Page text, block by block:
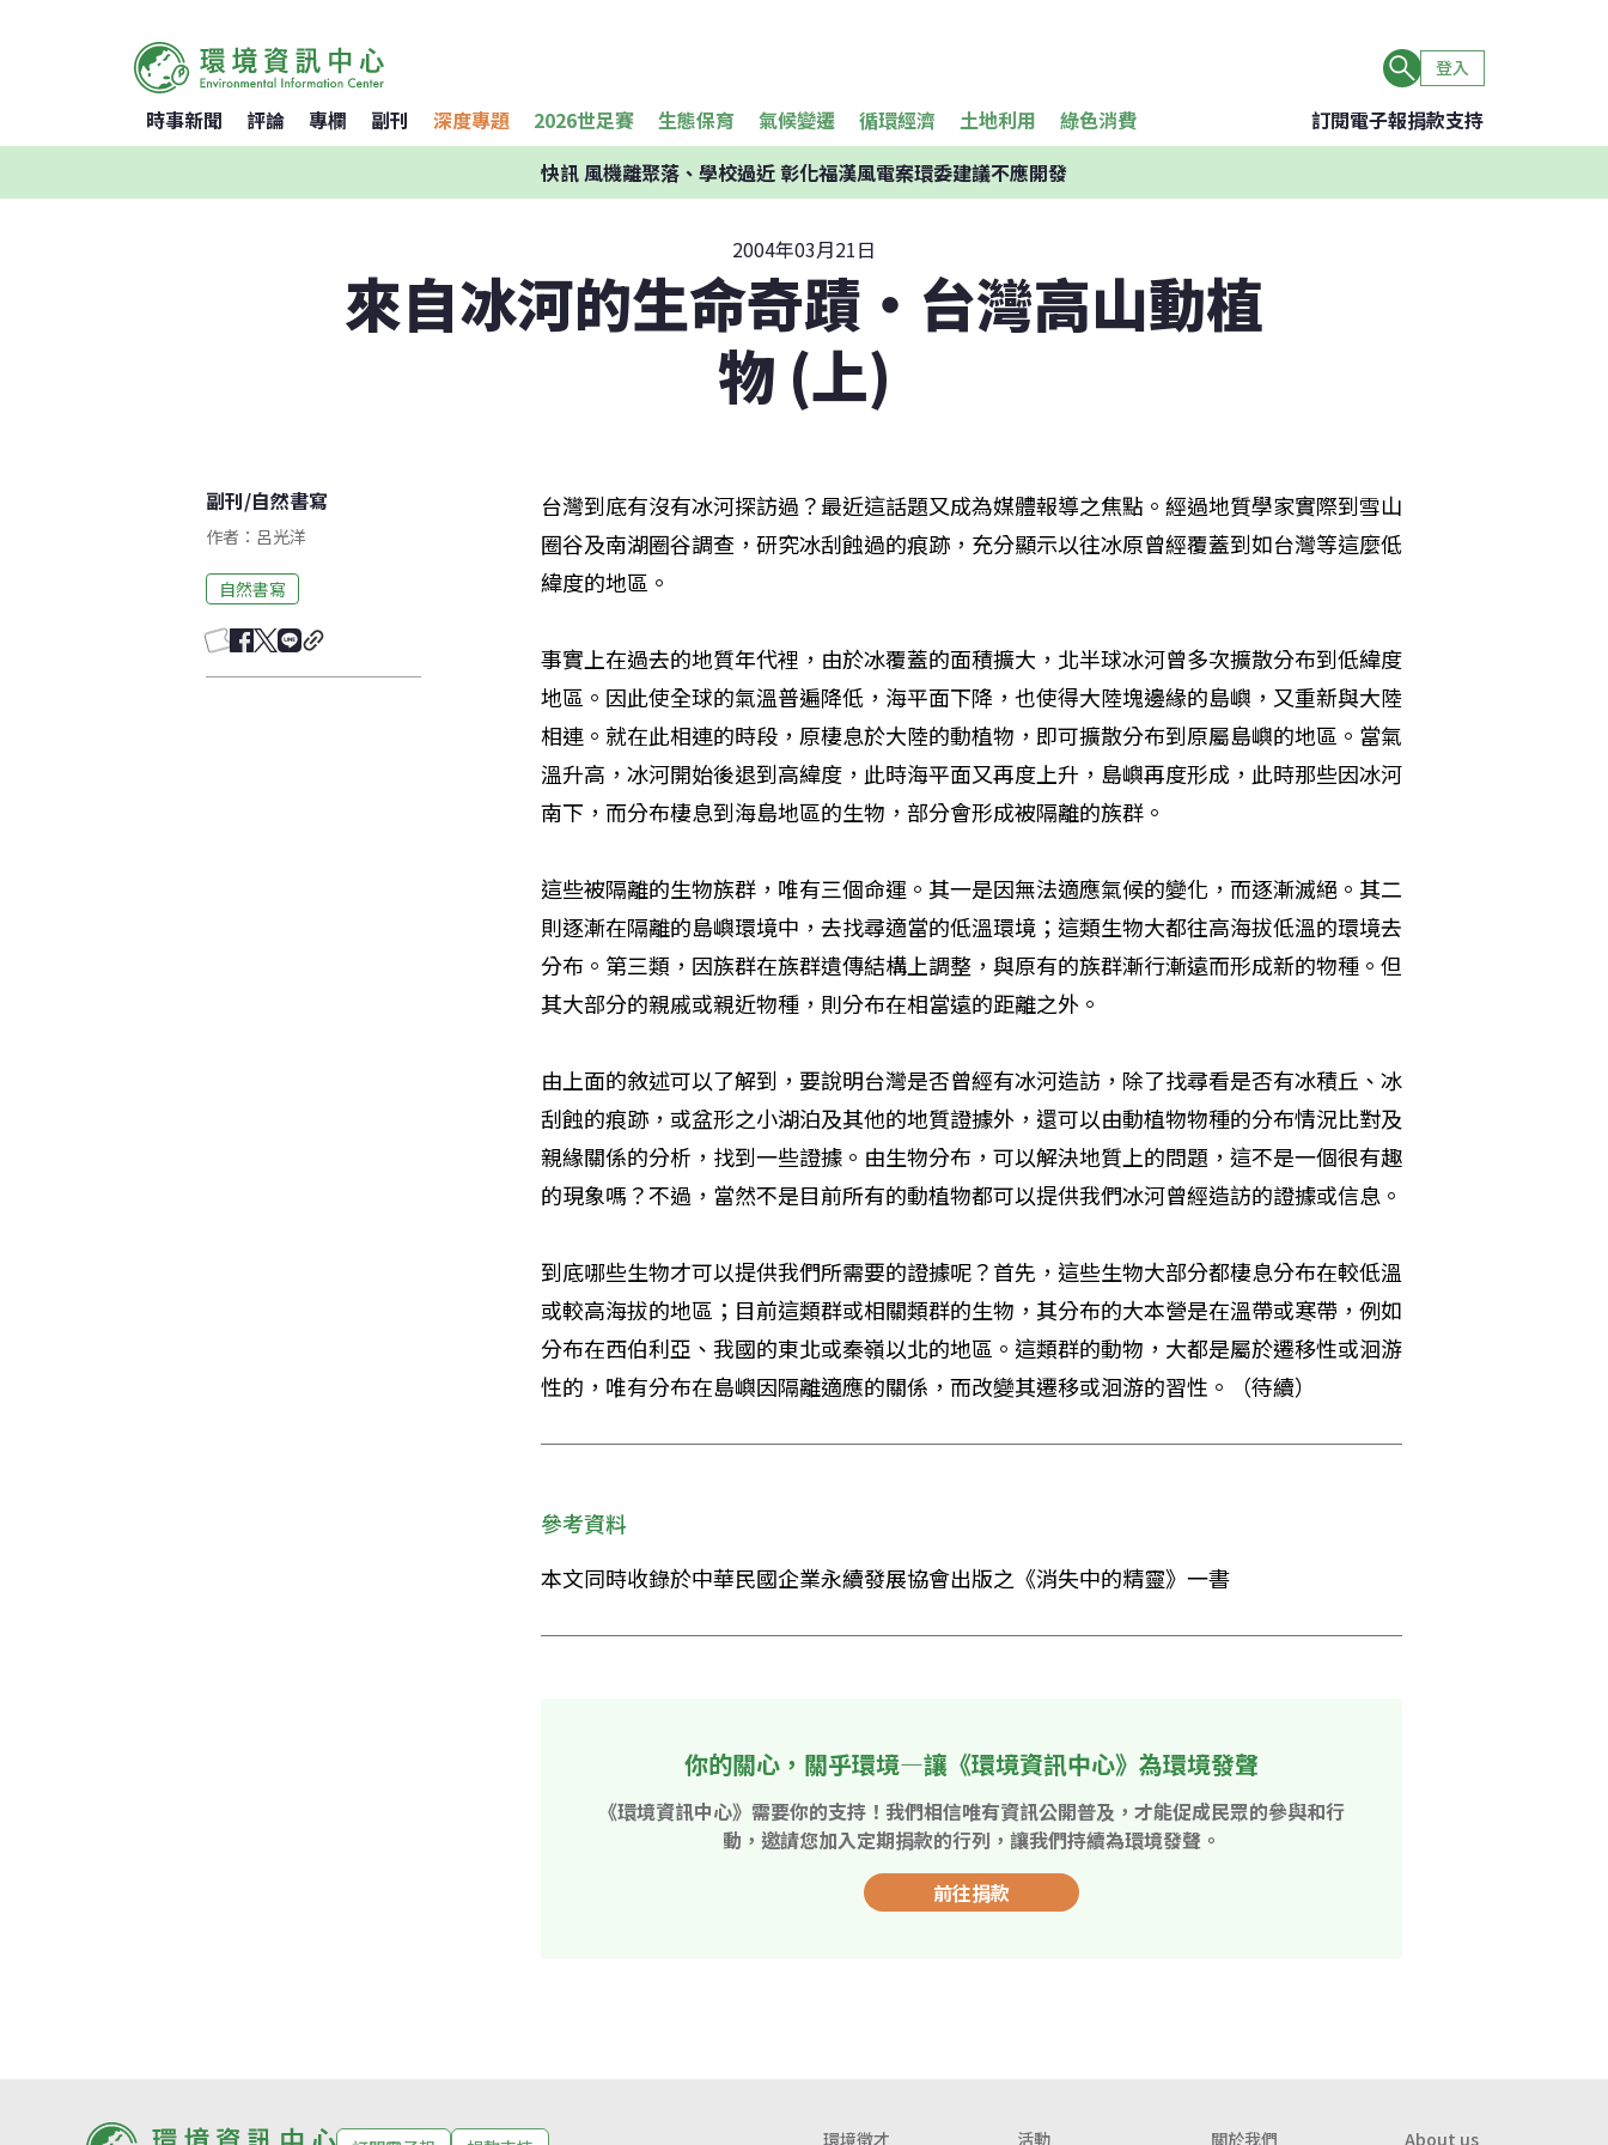
登入
時事新聞 評論 專欄 副刊 深度專題 2026世足賽 生態保育 氣候變遷 循環經濟 土地利用 綠色消費 訂閱電子報捐款支持
快訊風機離聚落、學校過近 彰化福漢風電案環委建議不應開發
2004年03月21日
來自冰河的生命奇蹟‧台灣高山動植
物 (上)
副刊/自然書寫
作者：呂光洋
自然書寫
台灣到底有沒有冰河探訪過？最近這話題又成為媒體報導之焦點。經過地質學家實際到雪山
圈谷及南湖圈谷調查，研究冰刮蝕過的痕跡，充分顯示以往冰原曾經覆蓋到如台灣等這麼低
緯度的地區。
事實上在過去的地質年代裡，由於冰覆蓋的面積擴大，北半球冰河曾多次擴散分布到低緯度
地區。因此使全球的氣溫普遍降低，海平面下降，也使得大陸塊邊緣的島嶼，又重新與大陸
相連。就在此相連的時段，原棲息於大陸的動植物，即可擴散分布到原屬島嶼的地區。當氣
溫升高，冰河開始後退到高緯度，此時海平面又再度上升，島嶼再度形成，此時那些因冰河
南下，而分布棲息到海島地區的生物，部分會形成被隔離的族群。
這些被隔離的生物族群，唯有三個命運。其一是因無法適應氣候的變化，而逐漸滅絕。其二
則逐漸在隔離的島嶼環境中，去找尋適當的低溫環境；這類生物大都往高海拔低溫的環境去
分布。第三類，因族群在族群遺傳結構上調整，與原有的族群漸行漸遠而形成新的物種。但
其大部分的親戚或親近物種，則分布在相當遠的距離之外。
由上面的敘述可以了解到，要說明台灣是否曾經有冰河造訪，除了找尋看是否有冰積丘、冰
刮蝕的痕跡，或盆形之小湖泊及其他的地質證據外，還可以由動植物物種的分布情況比對及
親緣關係的分析，找到一些證據。由生物分布，可以解決地質上的問題，這不是一個很有趣
的現象嗎？不過，當然不是目前所有的動植物都可以提供我們冰河曾經造訪的證據或信息。
到底哪些生物才可以提供我們所需要的證據呢？首先，這些生物大部分都棲息分布在較低溫
或較高海拔的地區；目前這類群或相關類群的生物，其分布的大本營是在溫帶或寒帶，例如
分布在西伯利亞、我國的東北或秦嶺以北的地區。這類群的動物，大都是屬於遷移性或洄游
性的，唯有分布在島嶼因隔離適應的關係，而改變其遷移或洄游的習性。（待續）
參考資料
本文同時收錄於中華民國企業永續發展協會出版之《消失中的精靈》一書
你的關心，關乎環境—讓《環境資訊中心》為環境發聲
《環境資訊中心》需要你的支持！我們相信唯有資訊公開普及，才能促成民眾的參與和行
動，邀請您加入定期捐款的行列，讓我們持續為環境發聲。
前往捐款
環境徵才 活動 關於我們 About us